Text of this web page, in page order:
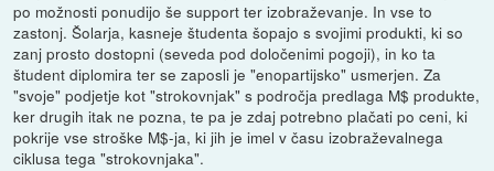
po možnosti ponudijo še support ter izobraževanje. In vse to
zastonj. Šolarja, kasneje študenta šopajo s svojimi produkti, ki so
zanj prosto dostopni (seveda pod določenimi pogoji), in ko ta
študent diplomira ter se zaposli je "enopartijsko" usmerjen. Za
"svoje" podjetje kot "strokovnjak" s področja predlaga M$ produkte,
ker drugih itak ne pozna, te pa je zdaj potrebno plačati po ceni, ki
pokrije vse stroške M$-ja, ki jih je imel v času izobraževalnega
ciklusa tega "strokovnjaka".